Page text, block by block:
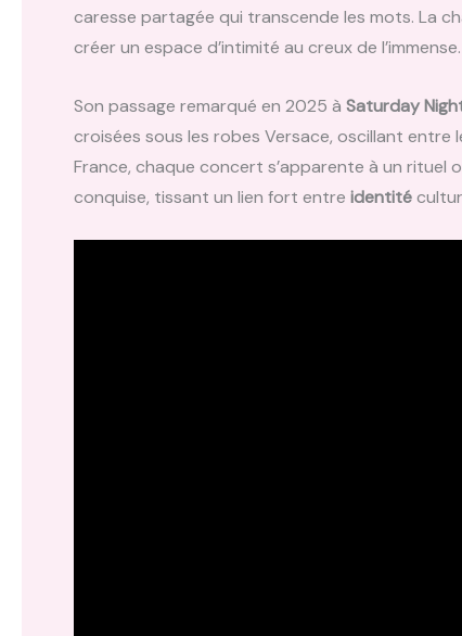
caresse partagée qui transcende les mots. La
créer un espace d’intimité au creux de l’immense.
Son passage remarqué en 2025 à Saturday
croisées sous les robes Versace, oscillant entre
France, chaque concert s’apparente à un rituel
conquise, tissant un lien fort entre identité